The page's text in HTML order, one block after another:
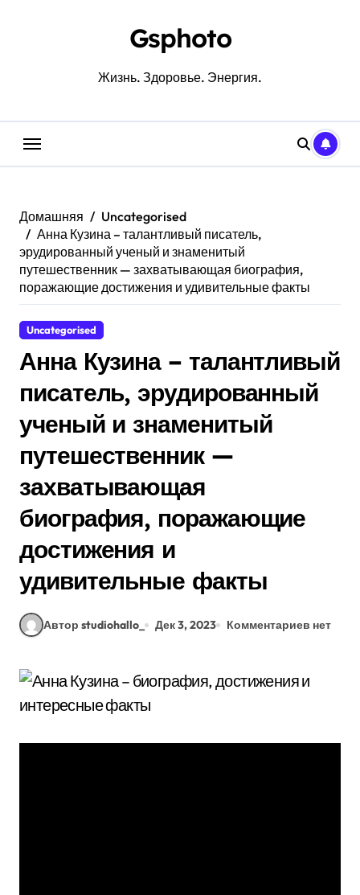
Gsphoto
Жизнь. Здоровье. Энергия.
Домашняя
Uncategorised
Анна Кузина – талантливый писатель,
эрудированный ученый и знаменитый
путешественник — захватывающая биография,
поражающие достижения и удивительные факты
Uncategorised
Анна Кузина – талантливый
писатель, эрудированный
ученый и знаменитый
путешественник —
захватывающая
биография, поражающие
достижения и
удивительные факты
Автор studiohallo_ Дек 3, 2023 Комментариев нет